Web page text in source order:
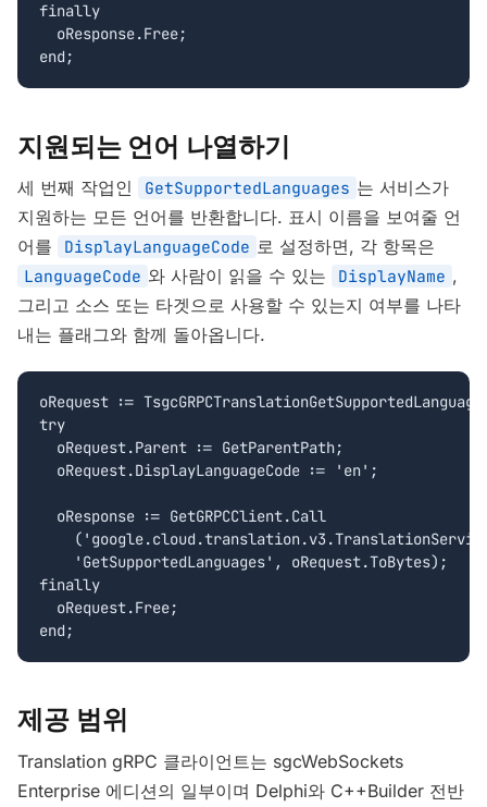
finally
  oResponse.Free;
end;
지원되는 언어 나열하기
세 번째 작업인 GetSupportedLanguages 는 서비스가
지원하는 모든 언어를 반환합니다. 표시 이름을 보여줄 언
어를
DisplayLanguageCode 로 설정하면, 각 항목은
LanguageCode 와 사람이 읽을 수 있는 DisplayName ,
그리고 소스 또는 타겟으로 사용할 수 있는지 여부를 나타
내는 플래그와 함께 돌아옵니다.
oRequest :=
try
  oRequest.Parent := GetParentPath;
  oRequest.DisplayLanguageCode := 'en';
  oResponse := GetGRPCClient.Call
    'GetSupportedLanguages', oRequest.ToBytes);
finally
  oRequest.Free;
end;
제공 범위
Translation gRPC 클라이언트는 sgcWebSockets
Enterprise 에디션의 일부이며 Delphi와 C++Builder 전반